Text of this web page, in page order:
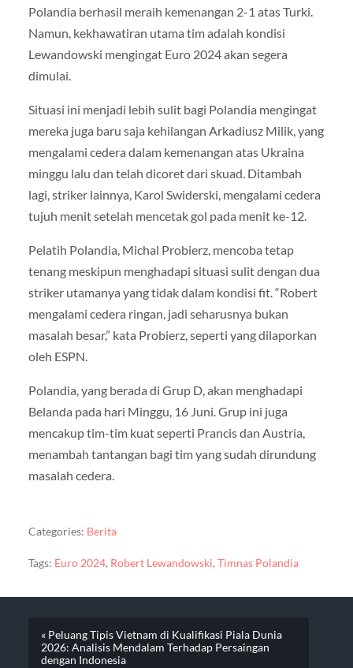
Polandia berhasil meraih kemenangan 2-1 atas Turki.
Namun, kekhawatiran utama tim adalah kondisi
Lewandowski mengingat Euro 2024 akan segera
dimulai.
Situasi ini menjadi lebih sulit bagi Polandia mengingat
mereka juga baru saja kehilangan Arkadiusz Milik, yang
mengalami cedera dalam kemenangan atas Ukraina
minggu lalu dan telah dicoret dari skuad. Ditambah
lagi, striker lainnya, Karol Swiderski, mengalami cedera
tujuh menit setelah mencetak gol pada menit ke-12.
Pelatih Polandia, Michal Probierz, mencoba tetap
tenang meskipun menghadapi situasi sulit dengan dua
striker utamanya yang tidak dalam kondisi fit. “Robert
mengalami cedera ringan, jadi seharusnya bukan
masalah besar,” kata Probierz, seperti yang dilaporkan
oleh ESPN.
Polandia, yang berada di Grup D, akan menghadapi
Belanda pada hari Minggu, 16 Juni. Grup ini juga
mencakup tim-tim kuat seperti Prancis dan Austria,
menambah tantangan bagi tim yang sudah dirundung
masalah cedera.
Categories: Berita
Tags: Euro 2024, Robert Lewandowski, Timnas Polandia
« Peluang Tipis Vietnam di Kualifikasi Piala Dunia
2026: Analisis Mendalam Terhadap Persaingan
dengan Indonesia